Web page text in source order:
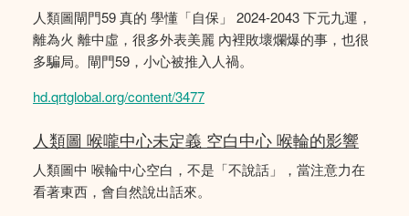
人類圖閘門59 真的 學懂「自保」 2024-2043 下元九運，
離為火 離中虛，很多外表美麗 內裡敗壞爛爆的事，也很
多騙局。閘門59，小心被推入人禍。
hd.qrtglobal.org/content/3477
人類圖 喉嚨中心未定義 空白中心 喉輪的影響
人類圖中 喉輪中心空白，不是「不說話」，當注意力在
看著東西，會自然說出話來。